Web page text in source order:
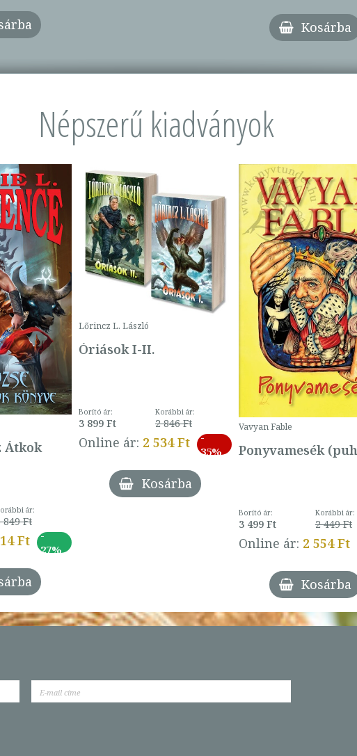
Kosárba
Népszerű kiadványok
Átkok
ár:
849 Ft
Ft
-
27%
Lőrincz L. László
Óriások I-II.
Borító ár:
3 899 Ft
Korábbi ár:
2 846 Ft
Online ár: 2 534 Ft
-
35%
Kosárba
Vavyan Fable
Ponyvamesék
Borító ár:
3 499 Ft
Korábbi ár:
2 449 Ft
Online ár: 2 554 Ft
Kosárba